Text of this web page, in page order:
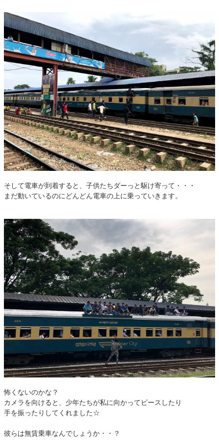
そして電車が到着すると、子供たちダーっと駆け寄って・・・
まだ動いているのにどんどん電車の上に乗っていきます。
怖くないのかな？
カメラを向けると、少年たちが私に向かってピースしたり
手を振ったりしてくれました☆
彼らは無賃乗車なんでしょうか・・？